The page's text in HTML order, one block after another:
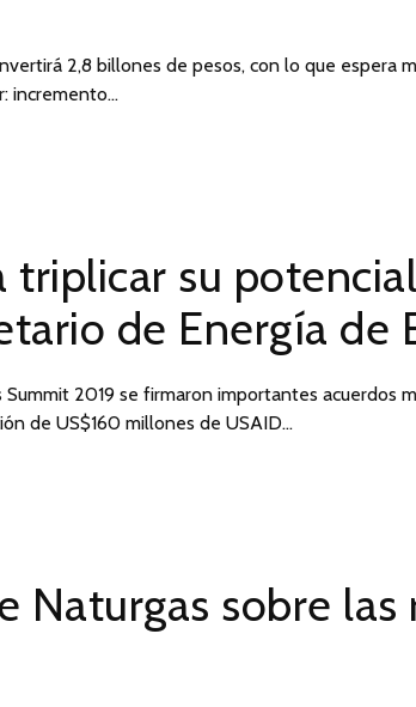
2,8 billones de pesos, con lo que espera
incremento…
triplicar su potencial
de Energía de
Summit 2019 se firmaron importantes acuerdos
de US$160 millones de USAID…
Naturgas sobre las